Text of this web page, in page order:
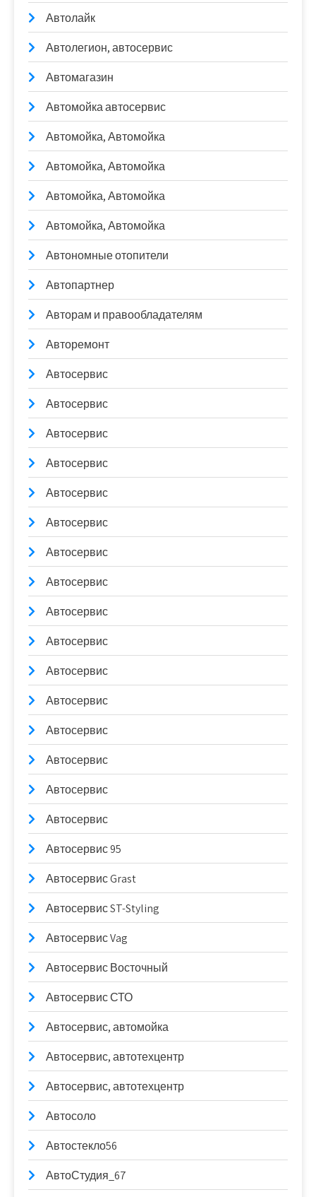
Автолайк
Автолегион, автосервис
Автомагазин
Автомойка автосервис
Автомойка, Автомойка
Автомойка, Автомойка
Автомойка, Автомойка
Автомойка, Автомойка
Автономные отопители
Автопартнер
Авторам и правообладателям
Авторемонт
Автосервис
Автосервис
Автосервис
Автосервис
Автосервис
Автосервис
Автосервис
Автосервис
Автосервис
Автосервис
Автосервис
Автосервис
Автосервис
Автосервис
Автосервис
Автосервис
Автосервис 95
Автосервис Grast
Автосервис ST-Styling
Автосервис Vag
Автосервис Восточный
Автосервис СТО
Автосервис, автомойка
Автосервис, автотехцентр
Автосервис, автотехцентр
Автосоло
Автостекло56
АвтоСтудия_67